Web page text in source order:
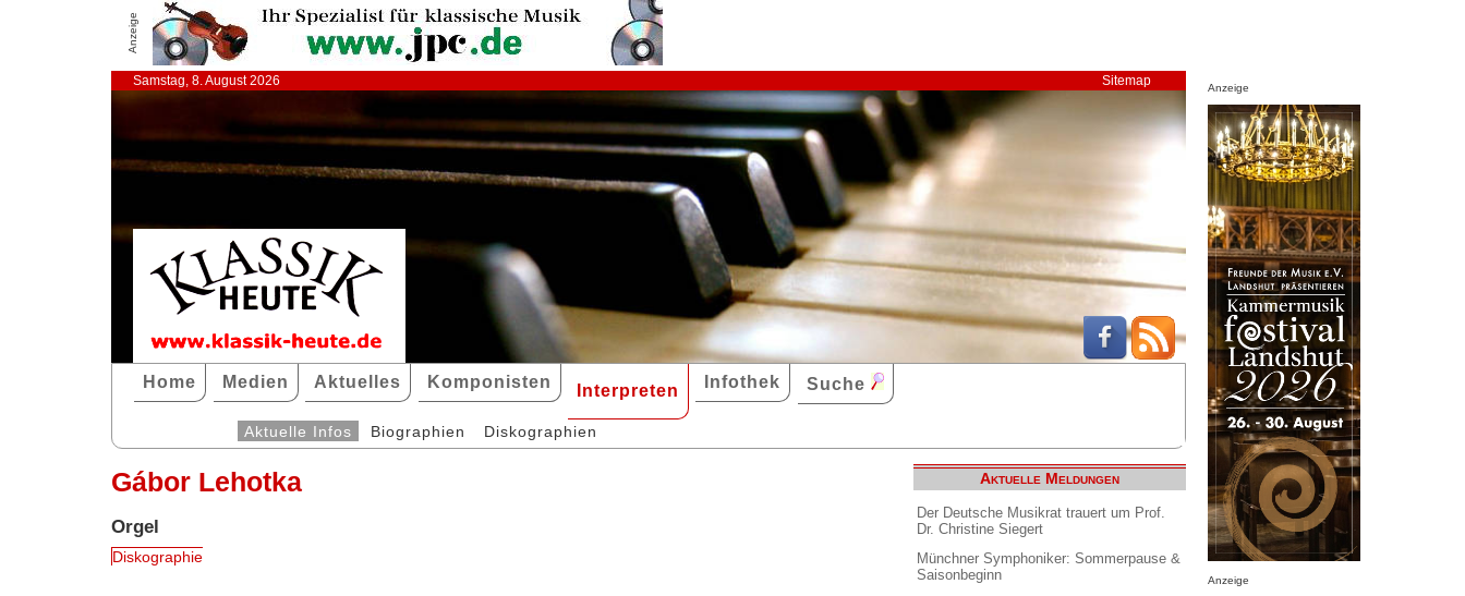
Anzeige
Samstag, 8. August 2026 Sitemap
Home Medien Aktuelles Komponisten Interpreten Infothek Suche
Aktuelle Infos Biographien Diskographien
Gábor Lehotka
Orgel
Diskographie
Aktuelle Meldungen
Der Deutsche Musikrat trauert um Prof.
Dr. Christine Siegert
Münchner Symphoniker: Sommerpause &
Saisonbeginn
Anzeige
Anzeige